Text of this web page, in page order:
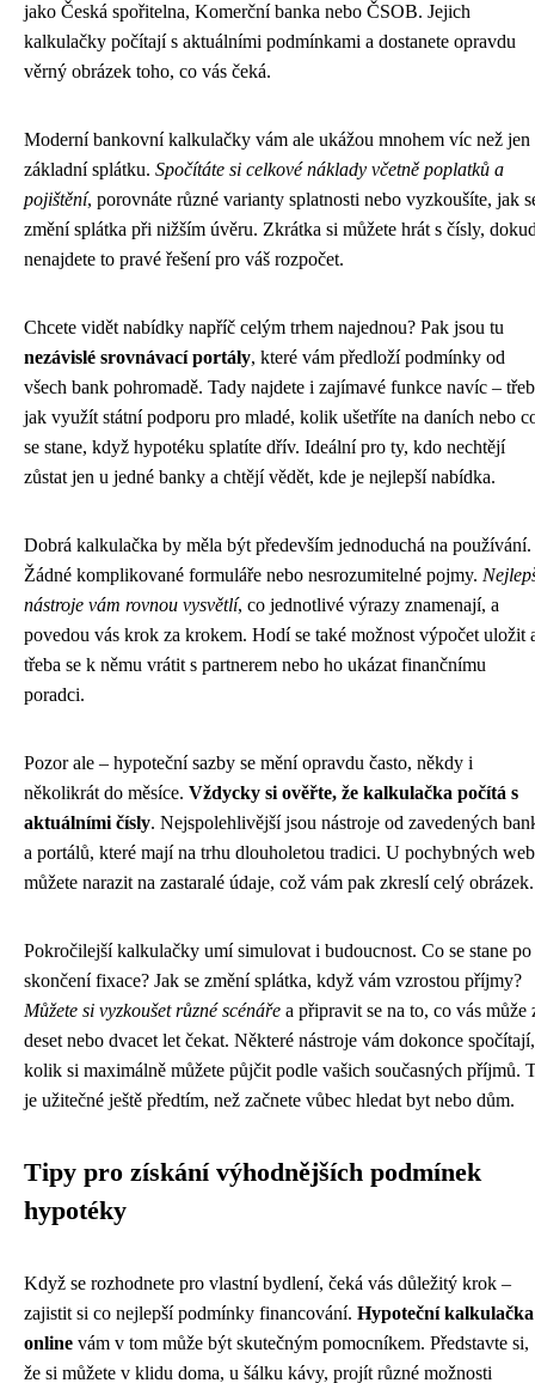
jako Česká spořitelna, Komerční banka nebo ČSOB. Jejich
kalkulačky počítají s aktuálními podmínkami a dostanete opravdu
věrný obrázek toho, co vás čeká.
Moderní bankovní kalkulačky vám ale ukážou mnohem víc než jen
základní splátku. Spočítáte si celkové náklady včetně poplatků a
pojištění, porovnáte různé varianty splatnosti nebo vyzkoušíte, jak
změní splátka při nižším úvěru. Zkrátka si můžete hrát s čísly,
nenajdete to pravé řešení pro váš rozpočet.
Chcete vidět nabídky napříč celým trhem najednou? Pak jsou tu
nezávislé srovnávací portály, které vám předloží podmínky od
všech bank pohromadě. Tady najdete i zajímavé funkce navíc –
jak využít státní podporu pro mladé, kolik ušetříte na daních nebo
se stane, když hypotéku splatíte dřív. Ideální pro ty, kdo nechtějí
zůstat jen u jedné banky a chtějí vědět, kde je nejlepší nabídka.
Dobrá kalkulačka by měla být především jednoduchá na používání.
Žádné komplikované formuláře nebo nesrozumitelné pojmy.
nástroje vám rovnou vysvětlí, co jednotlivé výrazy znamenají, a
povedou vás krok za krokem. Hodí se také možnost výpočet uložit
třeba se k němu vrátit s partnerem nebo ho ukázat finančnímu
poradci.
Pozor ale – hypoteční sazby se mění opravdu často, někdy i
několikrát do měsíce. Vždycky si ověřte, že kalkulačka počítá s
aktuálními čísly. Nejspolehlivější jsou nástroje od zavedených
a portálů, které mají na trhu dlouholetou tradici. U pochybných
můžete narazit na zastaralé údaje, což vám pak zkreslí celý obrázek.
Pokročilejší kalkulačky umí simulovat i budoucnost. Co se stane po
skončení fixace? Jak se změní splátka, když vám vzrostou příjmy?
Můžete si vyzkoušet různé scénáře a připravit se na to, co vás může
deset nebo dvacet let čekat. Některé nástroje vám dokonce spočítají,
kolik si maximálně můžete půjčit podle vašich současných příjmů.
je užitečné ještě předtím, než začnete vůbec hledat byt nebo dům.
Tipy pro získání výhodnějších podmínek
hypotéky
Když se rozhodnete pro vlastní bydlení, čeká vás důležitý krok –
zajistit si co nejlepší podmínky financování. Hypoteční kalkulačka
online vám v tom může být skutečným pomocníkem. Představte si,
že si můžete v klidu doma, u šálku kávy, projít různé možnosti